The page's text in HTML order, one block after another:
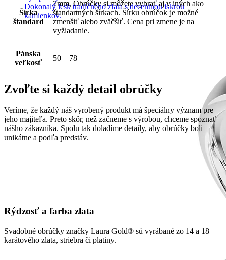
Dokonalý lesk tradičného zlata s decentnou iskrou
kamienkov.
Šírka
štandard
7mm, Obrúčky si môžete vybrať aj v iných ako
štandartných šírkach. Šírku obrúčok je možné
zmenšiť alebo zväčšiť. Cena pri zmene je na
vyžiadanie.
Pánska
veľkosť
50 – 78
Zvoľte si každý detail obrúčky
Veríme, že každý náš vyrobený produkt má špeciálny význam pre
jeho majiteľa. Preto skôr, než začneme s výrobou, chceme spoznať
nášho zákazníka. Spolu tak doladíme detaily, aby obrúčky boli
unikátne a podľa predstáv.
Rýdzosť a farba zlata
Svadobné obrúčky značky Laura Gold® sú vyrábané zo 14 a 18
karátového zlata, striebra či platiny.